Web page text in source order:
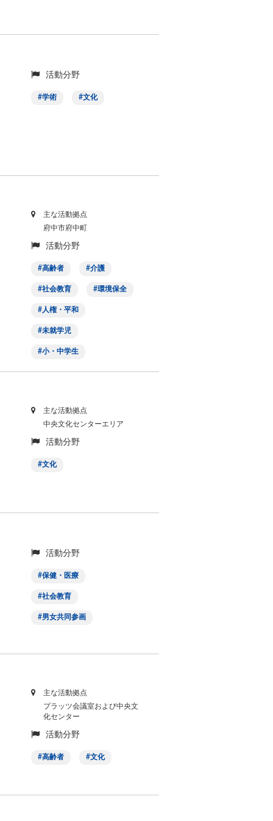
活動分野
学術 文化
主な活動拠点
府中市府中町
活動分野
高齢者 介護
社会教育 環境保全
人権・平和
未就学児
小・中学生
主な活動拠点
中央文化センターエリア
活動分野
文化
活動分野
保健・医療
社会教育
男女共同参画
主な活動拠点
プラッツ会議室および中央文
化センター
活動分野
高齢者 文化